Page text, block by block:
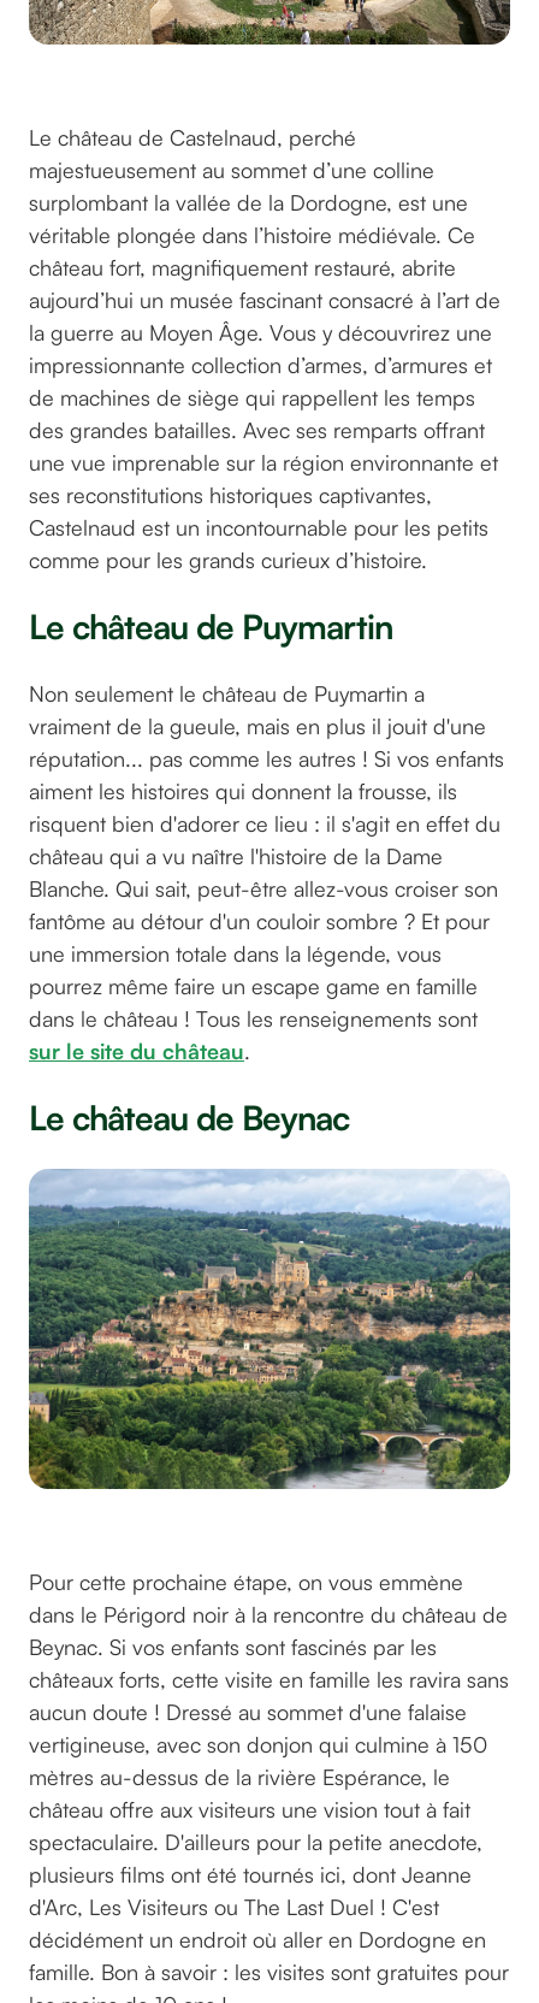
Le château de Castelnaud, perché
majestueusement au sommet d’une colline
surplombant la vallée de la Dordogne, est une
véritable plongée dans l’histoire médiévale. Ce
château fort, magnifiquement restauré, abrite
aujourd’hui un musée fascinant consacré à l’art de
la guerre au Moyen Âge. Vous y découvrirez une
impressionnante collection d’armes, d’armures et
de machines de siège qui rappellent les temps
des grandes batailles. Avec ses remparts offrant
une vue imprenable sur la région environnante et
ses reconstitutions historiques captivantes,
Castelnaud est un incontournable pour les petits
comme pour les grands curieux d’histoire.
Le château de Puymartin
Non seulement le château de Puymartin a
vraiment de la gueule, mais en plus il jouit d'une
réputation... pas comme les autres ! Si vos enfants
aiment les histoires qui donnent la frousse, ils
risquent bien d'adorer ce lieu : il s'agit en effet du
château qui a vu naître l'histoire de la Dame
Blanche. Qui sait, peut-être allez-vous croiser son
fantôme au détour d'un couloir sombre ? Et pour
une immersion totale dans la légende, vous
pourrez même faire un escape game en famille
dans le château ! Tous les renseignements sont
sur le site du château.
Le château de Beynac
Pour cette prochaine étape, on vous emmène
dans le Périgord noir à la rencontre du château de
Beynac. Si vos enfants sont fascinés par les
châteaux forts, cette visite en famille les ravira sans
aucun doute ! Dressé au sommet d'une falaise
vertigineuse, avec son donjon qui culmine à 150
mètres au-dessus de la rivière Espérance, le
château offre aux visiteurs une vision tout à fait
spectaculaire. D'ailleurs pour la petite anecdote,
plusieurs films ont été tournés ici, dont Jeanne
d'Arc, Les Visiteurs ou The Last Duel ! C'est
décidément un endroit où aller en Dordogne en
famille. Bon à savoir : les visites sont gratuites pour